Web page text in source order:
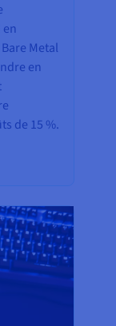
Metal
en
de 15 %.